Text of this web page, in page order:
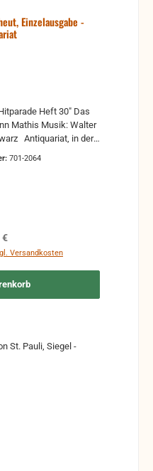
Einzelausgabe -
in der
701-2064
Preis:
€
Versandkosten